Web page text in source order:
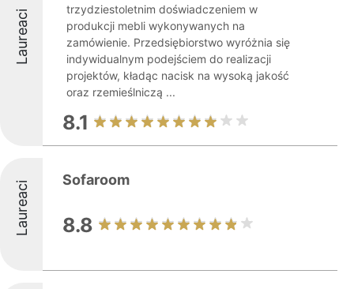
Laureaci
trzydziestoletnim doświadczeniem w
produkcji mebli wykonywanych na
zamówienie. Przedsiębiorstwo wyróżnia się
indywidualnym podejściem do realizacji
projektów, kładąc nacisk na wysoką jakość
oraz rzemieślniczą ...
8.1
Laureaci Sofaroom
8.8